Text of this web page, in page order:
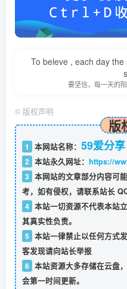
To beleve , each day
要坚信，每一天的
© 版权声明
版
1 本网站名称： 59爱分享
2 本站永久网址： https://
3 本网站的文章部分内容可
考，如有侵权，请联系站长
4 本站一切资源不代表本站
其真实性负责。
5 本站一律禁止以任何方式
客发现请向站长举报
6 本站资源大多存储在云盘
会第一时间更新。